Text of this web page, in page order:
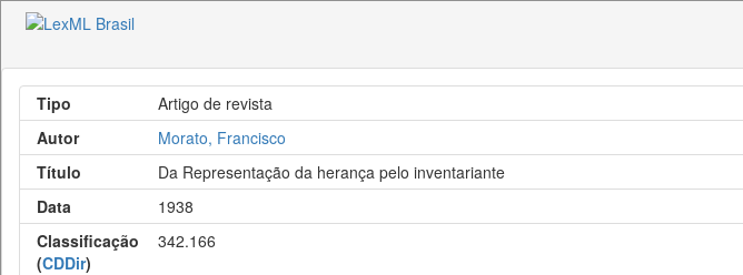
Tipo
Artigo de revista
Autor
Morato, Francisco
Título
Da Representação da herança pelo inventariante
Data
1938
Classificação
(CDDir)
342.166